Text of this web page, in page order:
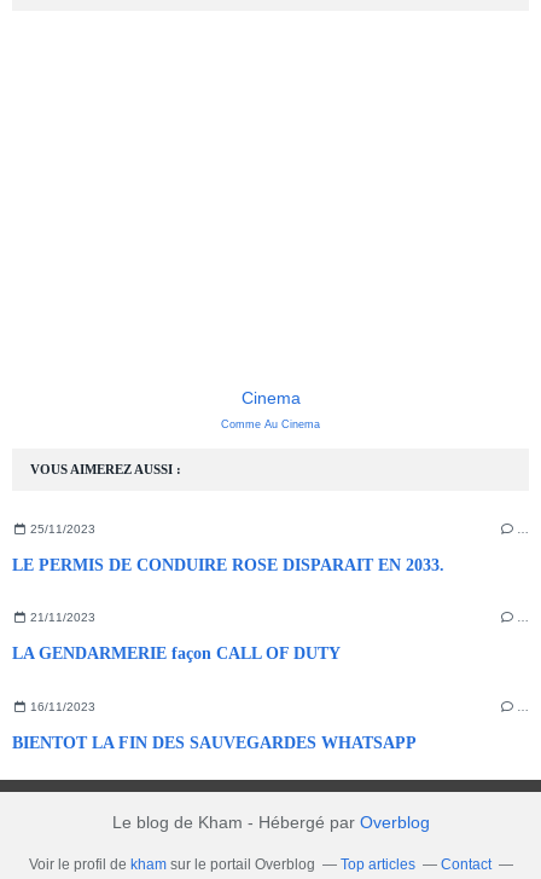
VOUS AIMEREZ AUSSI :
25/11/2023
LE PERMIS DE CONDUIRE ROSE DISPARAIT EN 2033.
21/11/2023
LA GENDARMERIE façon CALL OF DUTY
16/11/2023
BIENTOT LA FIN DES SAUVEGARDES WHATSAPP
Cinema
Comme Au Cinema
Le blog de Kham - Hébergé par Overblog
Voir le profil de khamsur le portail Overblog Top articles Contact